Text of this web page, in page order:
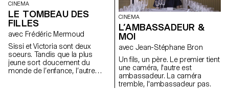
CINEMA
LE TOMBEAU DES
FILLES
avec Frédéric Mermoud
Sissi et Victoria sont deux
soeurs. Tandis que la plus
jeune sort doucement du
monde de l’enfance, l’autre
CINEMA
L’AMBASSADEUR &
MOI
avec Jean-Stéphane Bron
Un fils, un père. Le premier tient
une caméra, l'autre est
ambassadeur. La caméra
tremble, l'ambassadeur pas.